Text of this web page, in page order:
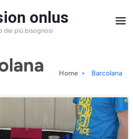
onlus
dei più bisognosi
Home > Barcolana